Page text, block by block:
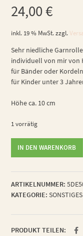
24,00€
inkl. 19 % MwSt. zzgl.
Sehr niedliche
individuell von mir von
für Bänder oder
für Kinder unter 3
Höhe ca. 10 cm
1 vorrätig
IN DEN WARENKORB
ARTIKELNUMMER:
KATEGORIE: SONSTIGES
PRODUKT TEILEN: